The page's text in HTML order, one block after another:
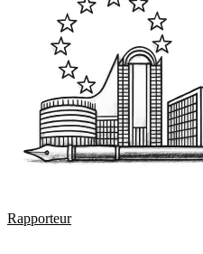
Rapporteur